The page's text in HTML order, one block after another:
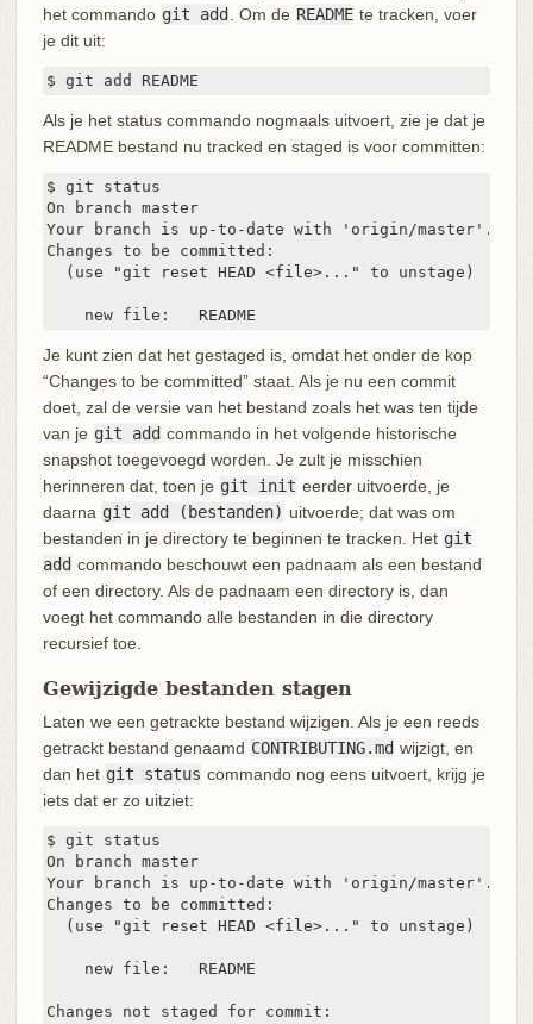
het commando git add . Om de README te tracken, voer
je dit uit:
$ git add README
Als je het status commando nogmaals uitvoert, zie je dat je
README bestand nu tracked en staged is voor committen:
$ git status
On branch master
Your branch is up-to-date with 'origin/master'.
Changes to be committed:
  (use "git reset HEAD <file>..." to unstage)
    new file:   README
Je kunt zien dat het gestaged is, omdat het onder de kop
“Changes to be committed” staat. Als je nu een commit
doet, zal de versie van het bestand zoals het was ten tijde
van je git add commando in het volgende historische
snapshot toegevoegd worden. Je zult je misschien
herinneren dat, toen je git init eerder uitvoerde, je
daarna git add (bestanden) uitvoerde; dat was om
bestanden in je directory te beginnen te tracken. Het git
add commando beschouwt een padnaam als een bestand
of een directory. Als de padnaam een directory is, dan
voegt het commando alle bestanden in die directory
recursief toe.
Gewijzigde bestanden stagen
Laten we een getrackte bestand wijzigen. Als je een reeds
getrackt bestand genaamd CONTRIBUTING.md wijzigt, en
dan het git status commando nog eens uitvoert, krijg je
iets dat er zo uitziet:
$ git status
On branch master
Your branch is up-to-date with 'origin/master'.
Changes to be committed:
  (use "git reset HEAD <file>..." to unstage)
    new file:   README
Changes not staged for commit: